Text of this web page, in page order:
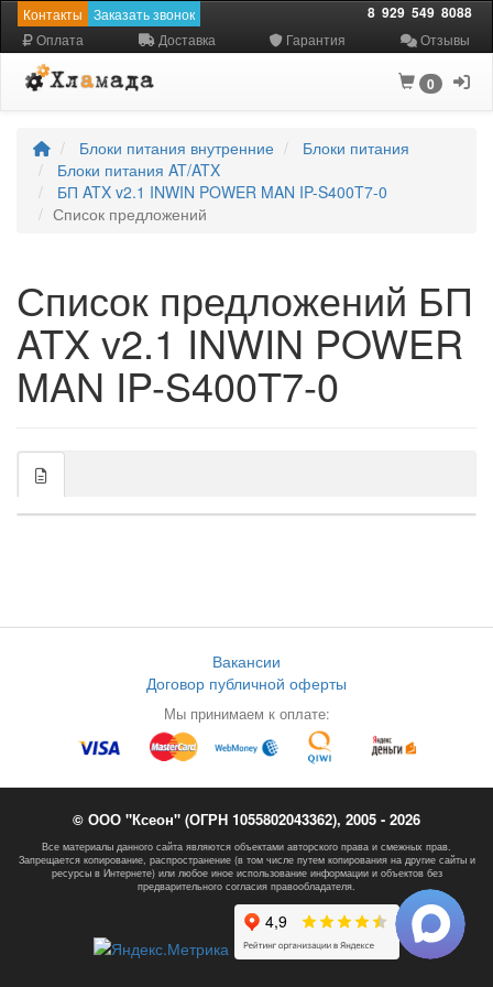
Контакты Заказать звонок 8 929 549 8088
Оплата Доставка Гарантия Отзывы
0
Блоки питания внутренние
Блоки питания
Блоки питания AT/ATX
БП ATX v2.1 INWIN POWER MAN IP-S400T7-0
Список предложений
Список предложений БП
ATX v2.1 INWIN POWER
MAN IP-S400T7-0
Вакансии
Договор публичной оферты
Мы принимаем к оплате:
© ООО "Ксеон" (ОГРН 1055802043362), 2005 - 2026
Все материалы данного сайта являются объектами авторского права и смежных прав.
Запрещается копирование, распространение (в том числе путем копирования на другие сайты и
ресурсы в Интернете) или любое иное использование информации и объектов без
предварительного согласия правообладателя.